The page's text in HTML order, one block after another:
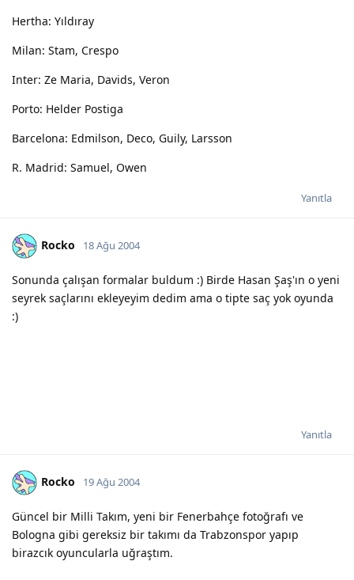
Hertha: Yıldıray
Milan: Stam, Crespo
Inter: Ze Maria, Davids, Veron
Porto: Helder Postiga
Barcelona: Edmilson, Deco, Guily, Larsson
R. Madrid: Samuel, Owen
Yanıtla
Rocko 18 Ağu 2004
Sonunda çalışan formalar buldum :) Birde Hasan Şaş'ın o yeni
seyrek saçlarını ekleyeyim dedim ama o tipte saç yok oyunda
:)
Yanıtla
Rocko 19 Ağu 2004
Güncel bir Milli Takım, yeni bir Fenerbahçe fotoğrafı ve
Bologna gibi gereksiz bir takımı da Trabzonspor yapıp
birazcık oyuncularla uğraştım.